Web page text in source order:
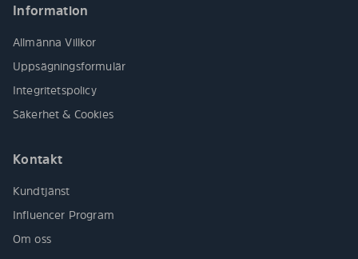
Information
Allmänna Villkor
Uppsägningsformulär
Integritetspolicy
Säkerhet & Cookies
Kontakt
Kundtjänst
Influencer Program
Om oss